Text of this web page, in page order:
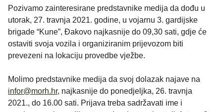
Pozivamo zainteresirane predstavnike medija da dođu u
utorak, 27. travnja 2021. godine, u vojarnu 3. gardijske
brigade “Kune”, Đakovo najkasnije do 09,30 sati, gdje će
ostaviti svoja vozila i organiziranim prijevozom biti
prevezeni na lokaciju provedbe vježbe.
Molimo predstavnike medija da svoj dolazak najave na
infor@morh.hr, najkasnije do ponedjeljka, 26. travnja
2021., do 16.00 sati. Prijava treba sadržavati ime i